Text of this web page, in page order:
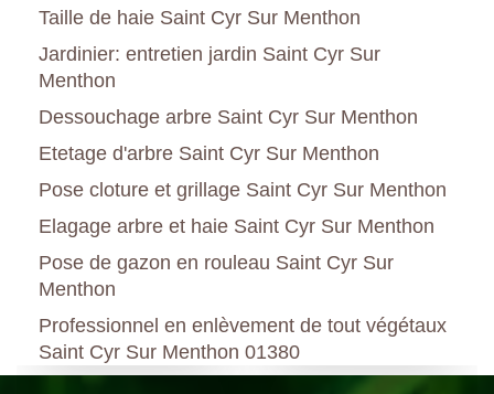
Taille de haie Saint Cyr Sur Menthon
Jardinier: entretien jardin Saint Cyr Sur
Menthon
Dessouchage arbre Saint Cyr Sur Menthon
Etetage d'arbre Saint Cyr Sur Menthon
Pose cloture et grillage Saint Cyr Sur Menthon
Elagage arbre et haie Saint Cyr Sur Menthon
Pose de gazon en rouleau Saint Cyr Sur
Menthon
Professionnel en enlèvement de tout végétaux
Saint Cyr Sur Menthon 01380